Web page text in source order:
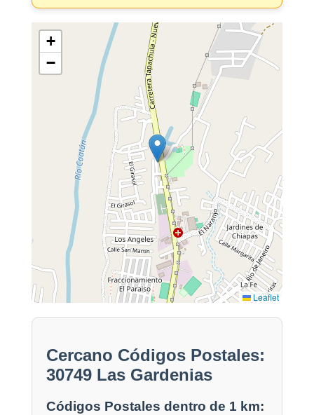
+
−
Leaflet
Cercano Códigos Postales:
30749 Las Gardenias
Códigos Postales dentro de 1 km: